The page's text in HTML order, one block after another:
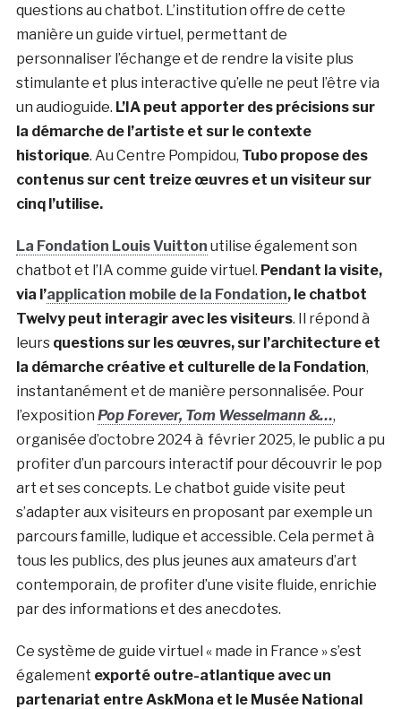
questions au chatbot. L’institution offre de cette
manière un guide virtuel, permettant de
personnaliser l’échange et de rendre la visite plus
stimulante et plus interactive qu’elle ne peut l’être via
un audioguide. L’IA peut apporter des précisions sur
la démarche de l’artiste et sur le contexte
historique. Au Centre Pompidou, Tubo propose des
contenus sur cent treize œuvres et un visiteur sur
cinq l’utilise.
La Fondation Louis Vuitton utilise également son
chatbot et l’IA comme guide virtuel. Pendant la visite,
via l’application mobile de la Fondation, le chatbot
Twelvy peut interagir avec les visiteurs. Il répond à
leurs questions sur les œuvres, sur l’architecture et
la démarche créative et culturelle de la Fondation,
instantanément et de manière personnalisée. Pour
l’exposition Pop Forever, Tom Wesselmann &…,
organisée d’octobre 2024 à février 2025, le public a pu
profiter d’un parcours interactif pour découvrir le pop
art et ses concepts. Le chatbot guide visite peut
s’adapter aux visiteurs en proposant par exemple un
parcours famille, ludique et accessible. Cela permet à
tous les publics, des plus jeunes aux amateurs d’art
contemporain, de profiter d’une visite fluide, enrichie
par des informations et des anecdotes.
Ce système de guide virtuel « made in France » s’est
également exporté outre-atlantique avec un
partenariat entre AskMona et le Musée National